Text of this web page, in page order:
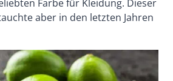
Farbe für Kleidung. Dieser
aber in den letzten Jahren